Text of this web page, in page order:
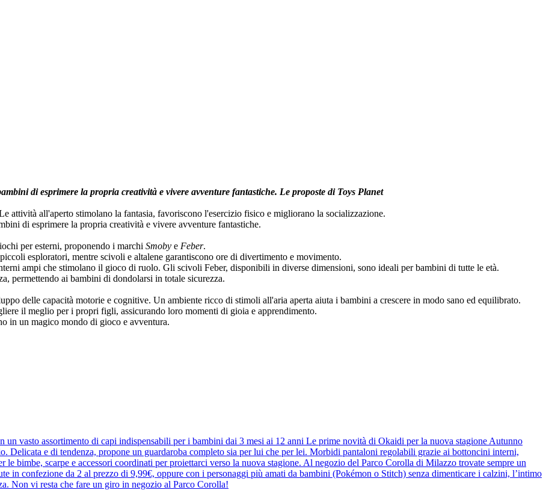
di esprimere la propria creatività e vivere avventure fantastiche. Le proposte di Toys Planet
attività all'aperto stimolano la fantasia, favoriscono l'esercizio fisico e migliorano la socializzazione.
di esprimere la propria creatività e vivere avventure fantastiche.
per esterni, proponendo i marchi Smoby e Feber.
esploratori, mentre scivoli e altalene garantiscono ore di divertimento e movimento.
ampi che stimolano il gioco di ruolo. Gli scivoli Feber, disponibili in diverse dimensioni, sono ideali per bambini di tutte le età.
permettendo ai bambini di dondolarsi in totale sicurezza.
delle capacità motorie e cognitive. Un ambiente ricco di stimoli all'aria aperta aiuta i bambini a crescere in modo sano ed equilibrato.
il meglio per i propri figli, assicurando loro momenti di gioia e apprendimento.
in un magico mondo di gioco e avventura.
vasto assortimento di capi indispensabili per i bambini dai 3 mesi ai 12 anni Le prime novità di Okaidi per la nuova stagione Autunno
Delicata e di tendenza, propone un guardaroba completo sia per lui che per lei. Morbidi pantaloni regolabili grazie ai bottoncini interni,
bimbe, scarpe e accessori coordinati per proiettarci verso la nuova stagione. Al negozio del Parco Corolla di Milazzo trovate sempre un
in confezione da 2 al prezzo di 9,99€, oppure con i personaggi più amati da bambini (Pokémon o Stitch) senza dimenticare i calzini, l’intimo
Non vi resta che fare un giro in negozio al Parco Corolla!